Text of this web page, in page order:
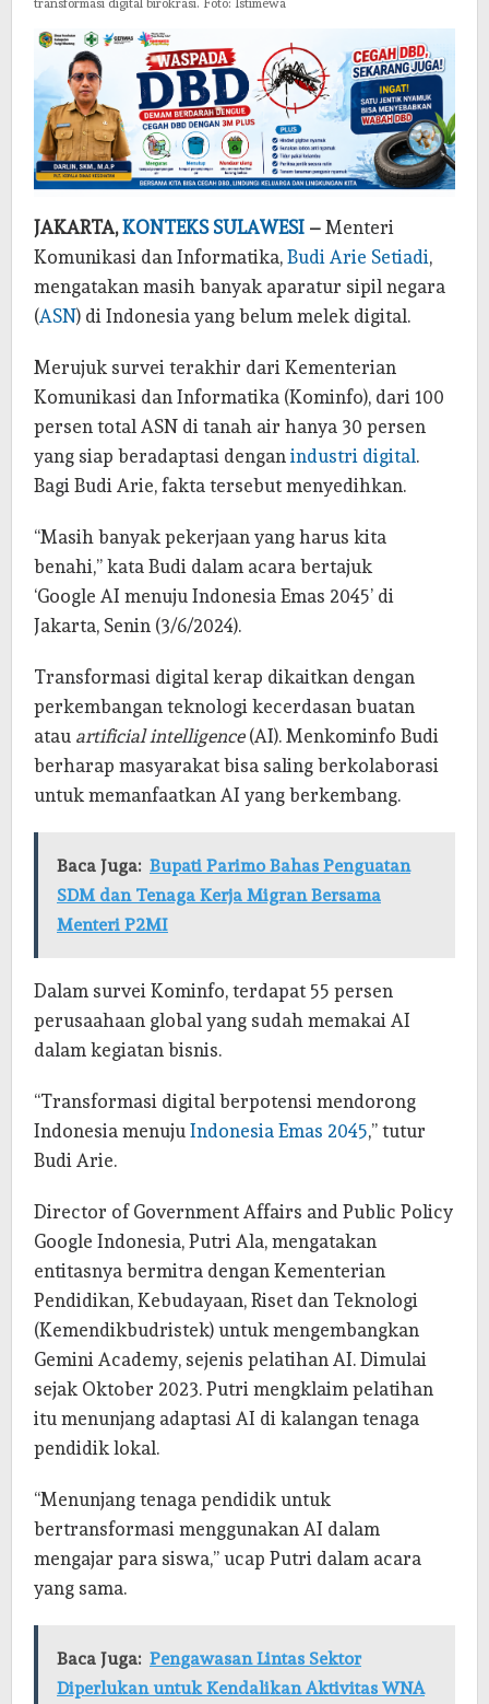
transformasi digital birokrasi. Foto: Istimewa
JAKARTA,KONTEKS SULAWESI – Menteri
Komunikasi dan Informatika, Budi Arie Setiadi,
mengatakan masih banyak aparatur sipil negara
(ASN) di Indonesia yang belum melek digital.
Merujuk survei terakhir dari Kementerian
Komunikasi dan Informatika (Kominfo), dari 100
persen total ASN di tanah air hanya 30 persen
yang siap beradaptasi dengan industri digital.
Bagi Budi Arie, fakta tersebut menyedihkan.
“Masih banyak pekerjaan yang harus kita
benahi,” kata Budi dalam acara bertajuk
‘Google AI menuju Indonesia Emas 2045’ di
Jakarta, Senin (3/6/2024).
Transformasi digital kerap dikaitkan dengan
perkembangan teknologi kecerdasan buatan
atau artificial intelligence(AI). Menkominfo Budi
berharap masyarakat bisa saling berkolaborasi
untuk memanfaatkan AI yang berkembang.
Baca Juga: Bupati Parimo Bahas Penguatan
SDM dan Tenaga Kerja Migran Bersama
Menteri P2MI
Dalam survei Kominfo, terdapat 55 persen
perusaahaan global yang sudah memakai AI
dalam kegiatan bisnis.
“Transformasi digital berpotensi mendorong
Indonesia menuju Indonesia Emas 2045,” tutur
Budi Arie.
Director of Government Affairs and Public Policy
Google Indonesia, Putri Ala, mengatakan
entitasnya bermitra dengan Kementerian
Pendidikan, Kebudayaan, Riset dan Teknologi
(Kemendikbudristek) untuk mengembangkan
Gemini Academy, sejenis pelatihan AI. Dimulai
sejak Oktober 2023. Putri mengklaim pelatihan
itu menunjang adaptasi AI di kalangan tenaga
pendidik lokal.
“Menunjang tenaga pendidik untuk
bertransformasi menggunakan AI dalam
mengajar para siswa,” ucap Putri dalam acara
yang sama.
Baca Juga: Pengawasan Lintas Sektor
Diperlukan untuk Kendalikan Aktivitas WNA